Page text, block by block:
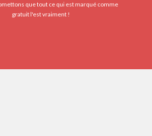
que tout ce qui est marqué comme
gratuit l'est vraiment !